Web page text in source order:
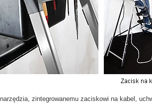
zintegrowanemu zaciskowi na kabel,